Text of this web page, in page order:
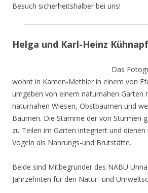
Besuch sicherheitshalber bei uns!
Helga und Karl-Heinz
Das
wohnt in Kamen-Methler in einem von
umgeben von einem naturnahen Garten
naturnahen Wiesen, Obstbäumen und
Bäumen. Die Stämme der von Stürmen
zu Teilen im Garten integriert und dienen
Vögeln als Nahrungs-und Brutstätte.
Beide sind Mitbegründer des NABU
Jahrzehnten für den Natur- und